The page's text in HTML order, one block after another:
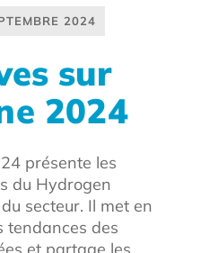
2024
sur
2024
présente les
du Hydrogen
secteur. Il met en
tendances des